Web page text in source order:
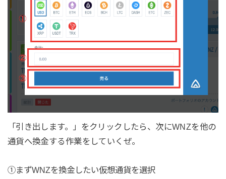
「引き出します。」をクリックしたら、次にWNZを他の
通貨へ換金する作業をしていくぜ。
①まずWNZを換金したい仮想通貨を選択